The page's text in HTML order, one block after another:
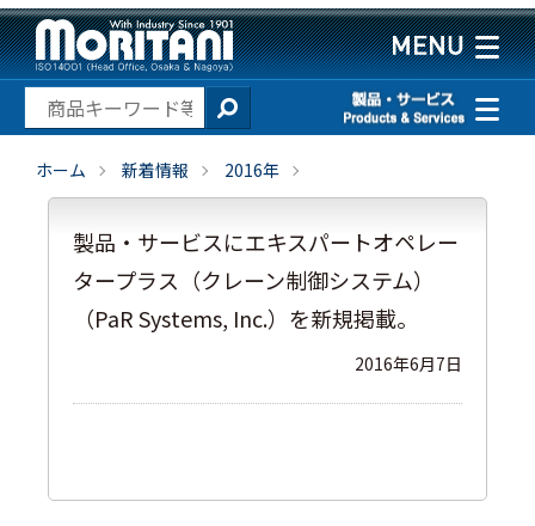
ホーム 新着情報 2016年
製品・サービスにエキスパートオペレー
タープラス（クレーン制御システム）
（PaR Systems, Inc.）を新規掲載。
2016年6月7日